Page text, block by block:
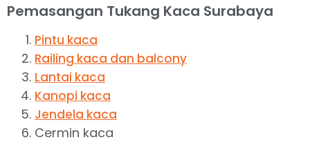
Pemasangan Tukang Kaca Surabaya
Pintu kaca
Railing kaca dan balcony
Lantai kaca
Kanopi kaca
Jendela kaca
Cermin kaca